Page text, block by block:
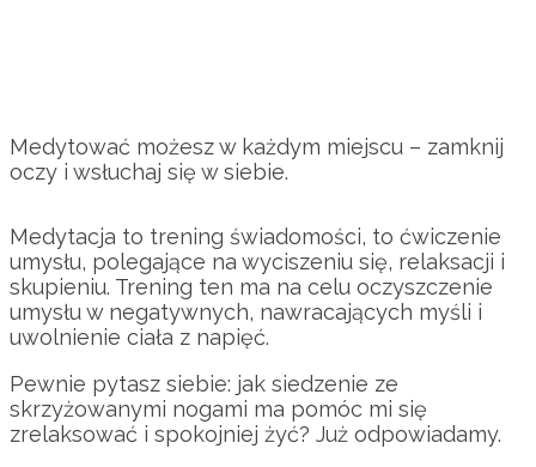
Medytować możesz w każdym miejscu – zamknij
oczy i wsłuchaj się w siebie.
Medytacja to trening świadomości, to ćwiczenie
umysłu, polegające na wyciszeniu się, relaksacji i
skupieniu. Trening ten ma na celu oczyszczenie
umysłu w negatywnych, nawracających myśli i
uwolnienie ciała z napięć.
Pewnie pytasz siebie: jak siedzenie ze
skrzyżowanymi nogami ma pomóc mi się
zrelaksować i spokojniej żyć? Już odpowiadamy.